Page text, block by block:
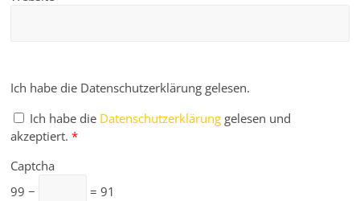
Ich habe die Datenschutzerklärung gelesen.
Ich habe die Datenschutzerklärung gelesen und
akzeptiert. *
Captcha
99 −
= 91